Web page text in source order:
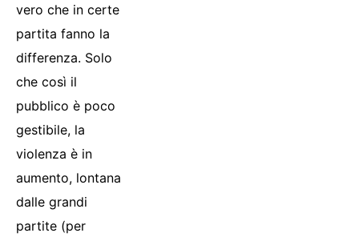
vero che in certe
partita fanno la
differenza. Solo
che così il
pubblico è poco
gestibile, la
violenza è in
aumento, lontana
dalle grandi
partite (per